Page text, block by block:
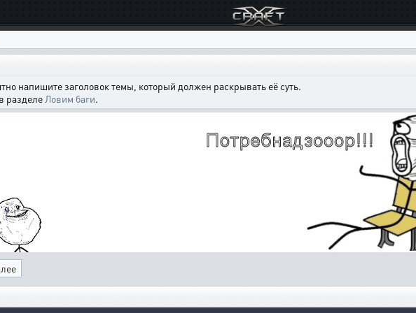
напишите заголовок темы, который должен раскрывать её суть.
разделе Ловим баги.